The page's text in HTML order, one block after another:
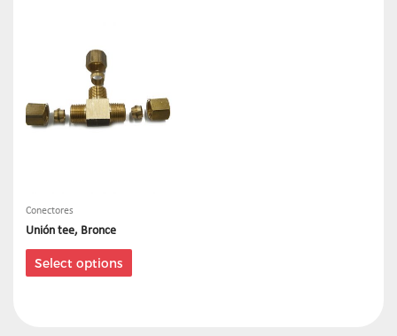
Conectores
Unión tee, Bronce
Select options